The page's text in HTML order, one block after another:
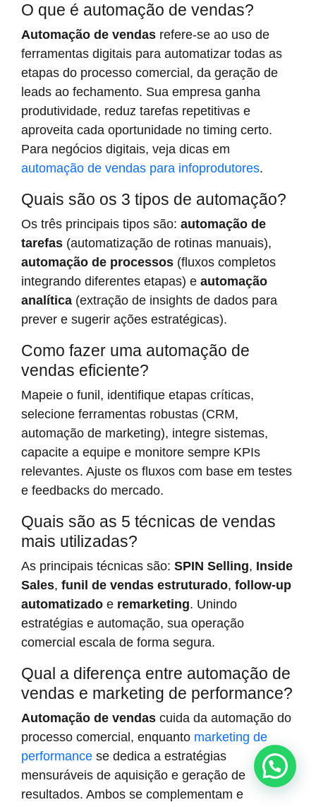
O que é automação de vendas?
Automação de vendas refere-se ao uso de
ferramentas digitais para automatizar todas as
etapas do processo comercial, da geração de
leads ao fechamento. Sua empresa ganha
produtividade, reduz tarefas repetitivas e
aproveita cada oportunidade no timing certo.
Para negócios digitais, veja dicas em
automação de vendas para infoprodutores.
Quais são os 3 tipos de automação?
Os três principais tipos são: automação de
tarefas (automatização de rotinas manuais),
automação de processos (fluxos completos
integrando diferentes etapas) e automação
analítica (extração de insights de dados para
prever e sugerir ações estratégicas).
Como fazer uma automação de
vendas eficiente?
Mapeie o funil, identifique etapas críticas,
selecione ferramentas robustas (CRM,
automação de marketing), integre sistemas,
capacite a equipe e monitore sempre KPIs
relevantes. Ajuste os fluxos com base em testes
e feedbacks do mercado.
Quais são as 5 técnicas de vendas
mais utilizadas?
As principais técnicas são: SPIN Selling, Inside
Sales, funil de vendas estruturado, follow-up
automatizado e remarketing. Unindo
estratégias e automação, sua operação
comercial escala de forma segura.
Qual a diferença entre automação de
vendas e marketing de performance?
Automação de vendas cuida da automação do
processo comercial, enquanto marketing de
performance se dedica a estratégias
mensuráveis de aquisição e geração de
resultados. Ambos se complementam e